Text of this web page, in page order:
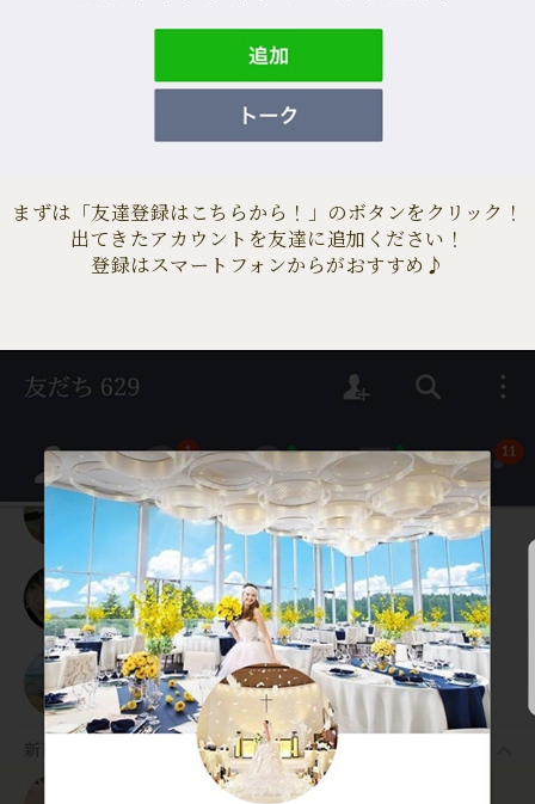
まずは「友達登録はこちらから！」のボタンをクリック！
出てきたアカウントを友達に追加ください！
登録はスマートフォンからがおすすめ♪